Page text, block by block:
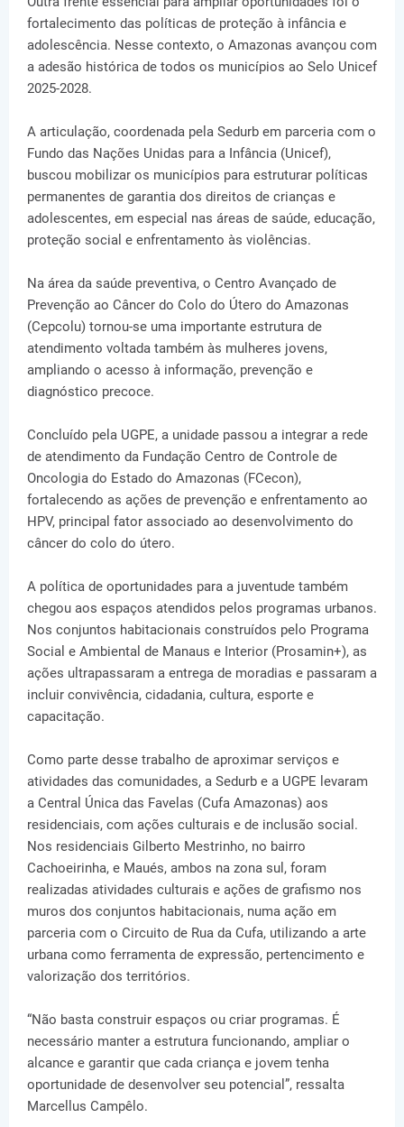
fortalecimento das políticas de proteção à infância e
adolescência. Nesse contexto, o Amazonas avançou com
a adesão histórica de todos os municípios ao Selo Unicef
2025-2028.
A articulação, coordenada pela Sedurb em parceria com o
Fundo das Nações Unidas para a Infância (Unicef),
buscou mobilizar os municípios para estruturar políticas
permanentes de garantia dos direitos de crianças e
adolescentes, em especial nas áreas de saúde, educação,
proteção social e enfrentamento às violências.
Na área da saúde preventiva, o Centro Avançado de
Prevenção ao Câncer do Colo do Útero do Amazonas
(Cepcolu) tornou-se uma importante estrutura de
atendimento voltada também às mulheres jovens,
ampliando o acesso à informação, prevenção e
diagnóstico precoce.
Concluído pela UGPE, a unidade passou a integrar a rede
de atendimento da Fundação Centro de Controle de
Oncologia do Estado do Amazonas (FCecon),
fortalecendo as ações de prevenção e enfrentamento ao
HPV, principal fator associado ao desenvolvimento do
câncer do colo do útero.
A política de oportunidades para a juventude também
chegou aos espaços atendidos pelos programas urbanos.
Nos conjuntos habitacionais construídos pelo Programa
Social e Ambiental de Manaus e Interior (Prosamin+), as
ações ultrapassaram a entrega de moradias e passaram a
incluir convivência, cidadania, cultura, esporte e
capacitação.
Como parte desse trabalho de aproximar serviços e
atividades das comunidades, a Sedurb e a UGPE levaram
a Central Única das Favelas (Cufa Amazonas) aos
residenciais, com ações culturais e de inclusão social.
Nos residenciais Gilberto Mestrinho, no bairro
Cachoeirinha, e Maués, ambos na zona sul, foram
realizadas atividades culturais e ações de grafismo nos
muros dos conjuntos habitacionais, numa ação em
parceria com o Circuito de Rua da Cufa, utilizando a arte
urbana como ferramenta de expressão, pertencimento e
valorização dos territórios.
“Não basta construir espaços ou criar programas. É
necessário manter a estrutura funcionando, ampliar o
alcance e garantir que cada criança e jovem tenha
oportunidade de desenvolver seu potencial”, ressalta
Marcellus Campêlo.